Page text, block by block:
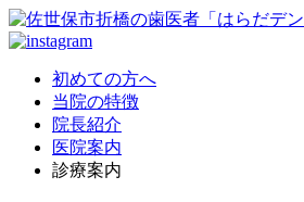
初めての方へ
当院の特徴
院長紹介
医院案内
診療案内